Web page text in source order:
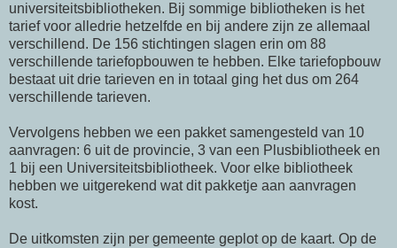
universiteitsbibliotheken. Bij sommige bibliotheken is het
tarief voor alledrie hetzelfde en bij andere zijn ze allemaal
verschillend. De 156 stichtingen slagen erin om 88
verschillende tariefopbouwen te hebben. Elke tariefopbouw
bestaat uit drie tarieven en in totaal ging het dus om 264
verschillende tarieven.
Vervolgens hebben we een pakket samengesteld van 10
aanvragen: 6 uit de provincie, 3 van een Plusbibliotheek en
1 bij een Universiteitsbibliotheek. Voor elke bibliotheek
hebben we uitgerekend wat dit pakketje aan aanvragen
kost.
De uitkomsten zijn per gemeente geplot op de kaart. Op de